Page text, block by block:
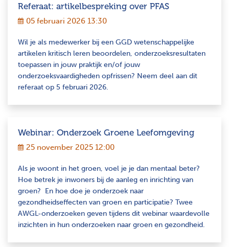
Referaat: artikelbespreking over PFAS
05 februari 2026 13:30
Wil je als medewerker bij een GGD wetenschappelijke
artikelen kritisch leren beoordelen, onderzoeksresultaten
toepassen in jouw praktijk en/of jouw
onderzoeksvaardigheden opfrissen? Neem deel aan dit
referaat op 5 februari 2026.
Webinar: Onderzoek Groene Leefomgeving
25 november 2025 12:00
Als je woont in het groen, voel je je dan mentaal beter?
Hoe betrek je inwoners bij de aanleg en inrichting van
groen? En hoe doe je onderzoek naar
gezondheidseffecten van groen en participatie? Twee
AWGL-onderzoeken geven tijdens dit webinar waardevolle
inzichten in hun onderzoeken naar groen en gezondheid.